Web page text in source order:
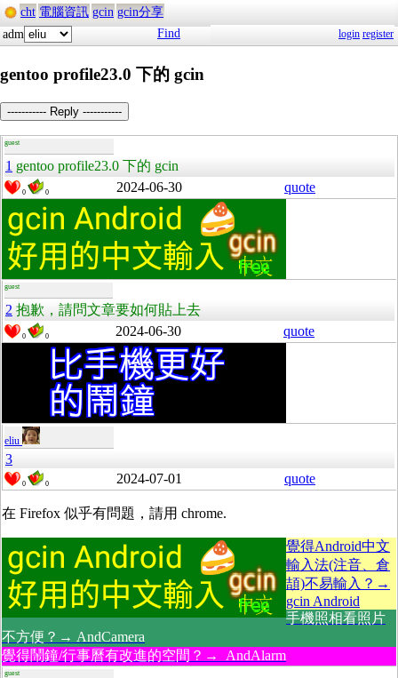
cht 電腦資訊 gcin gcin分享
adm
Find login register
gentoo profile23.0 下的 gcin
----------- Reply -----------
guest
1 gentoo profile23.0 下的 gcin
0 0 2024-06-30 quote
guest
2 抱歉，請問文章要如何貼上去
0 0 2024-06-30 quote
eliu
3
0 0 2024-07-01 quote
在 Firefox 似乎有問題，請用 chrome.
覺得Android中文
輸入法(注音、倉
頡)不易輸入？→
gcin Android
手機照相看照片
不方便？→ AndCamera
覺得鬧鐘/行事曆有改進的空間？→ AndAlarm
guest